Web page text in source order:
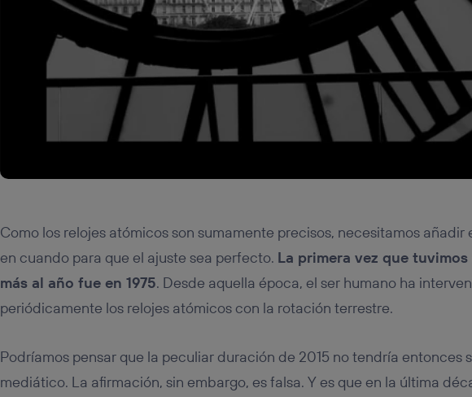
Como los relojes atómicos son sumamente precisos, necesitamos añadir
en cuando para que el ajuste sea perfecto. La primera vez que
más al año fue en 1975. Desde aquella época, el ser humano ha
periódicamente los relojes atómicos con la rotación terrestre.
Podríamos pensar que la peculiar duración de 2015 no tendría entonces
mediático. La afirmación, sin embargo, es falsa. Y es que en la última